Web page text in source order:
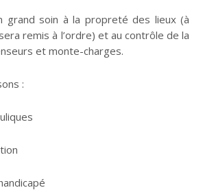
grand soin à la propreté des lieux (à
remis à l’ordre) et au contrôle de la
et monte-charges.
: